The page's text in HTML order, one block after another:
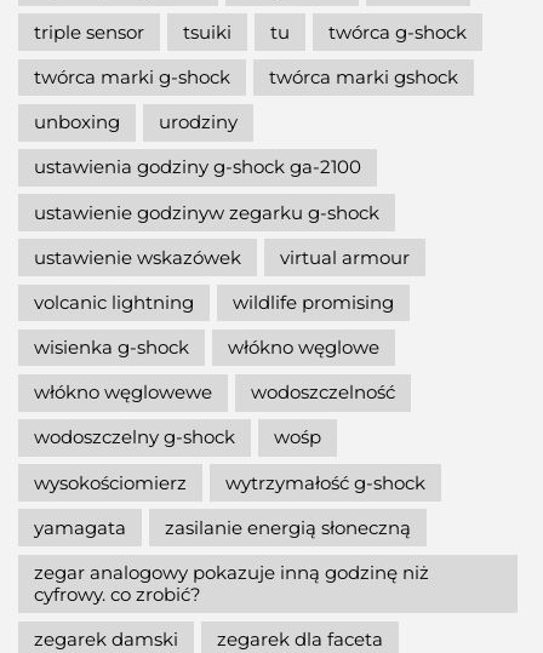
triple sensor
tsuiki tu
twórca g-shock
twórca marki g-shock
twórca marki gshock
unboxing
urodziny
ustawienia godziny g-shock ga-2100
ustawienie godzinyw zegarku g-shock
ustawienie wskazówek
virtual armour
volcanic lightning
wildlife promising
wisienka g-shock
włókno węglowe
włókno węglowewe
wodoszczelność
wodoszczelny g-shock
wośp
wysokościomierz
wytrzymałość g-shock
yamagata
zasilanie energią słoneczną
zegar analogowy pokazuje inną godzinę niż
cyfrowy. co zrobić?
zegarek damski
zegarek dla faceta